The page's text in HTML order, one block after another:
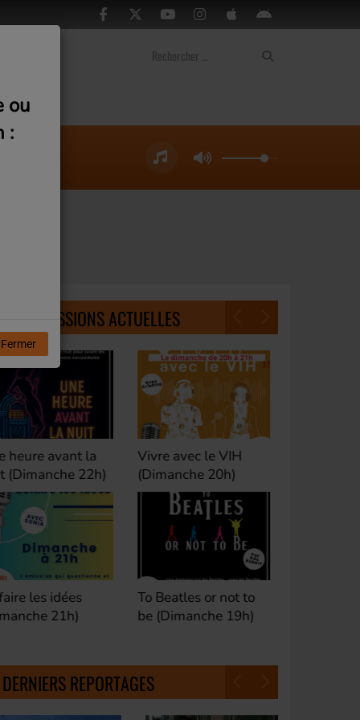
NOS ÉMISSIONS ACTUELLES
avec le VIH
20h)
Beatles or not to
(Dimanche 19h)
Club M's le Mix by
David (Lundi, jeudi et
samedi 23h)
Fan de Funk (Samedi
21h)
DERNIERS REPORTAGES
ou
:
Fermer